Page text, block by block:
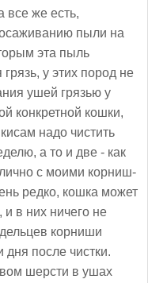
все же есть,
пыли на
эта пыль
у этих пород не
ушей грязью у
конкретной кошки,
надо чистить
а то и две - как
с моими корниш-
редко, кошка может
и в них ничего не
корниши
дня после чистки.
шерсти в ушах